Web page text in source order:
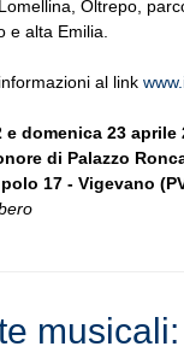
Oltrepo,
e alta Emilia.
al link
e domenica 23 aprile
di Palazzo
17 - Vigevano